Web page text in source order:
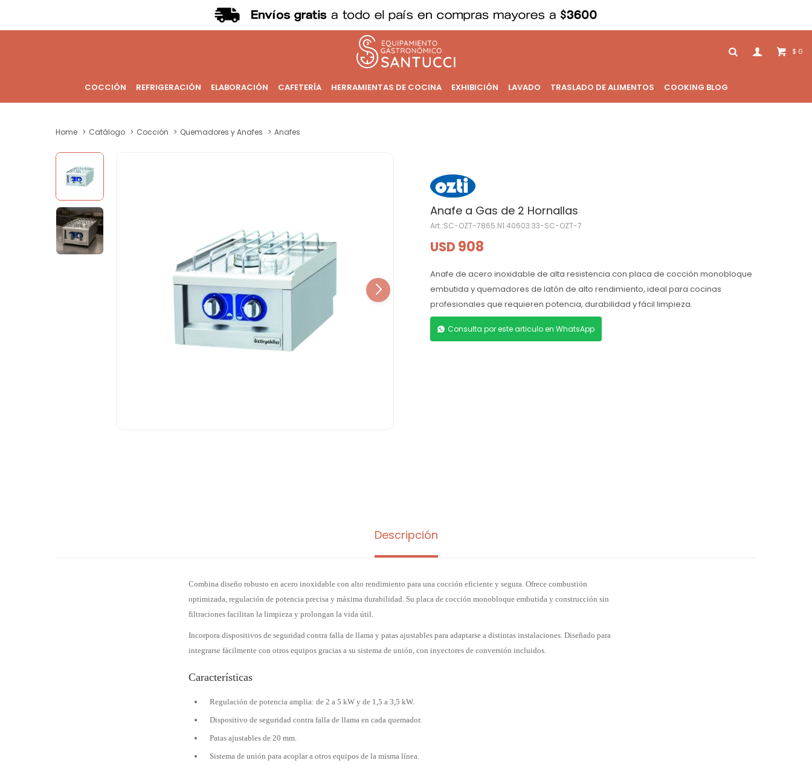
COCCIÓN REFRIGERACIÓN ELABORACIÓN CAFETERÍA HERRAMIENTAS DE COCINA EXHIBICIÓN LAVADO TRASLADO DE ALIMENTOS COOKING BLOG
$ 0
Home Catálogo Cocción Quemadores y Anafes Anafes
Anafe a Gas de 2 Hornallas
SC-OZT-7865.N1.40603.33-SC-OZT-7
USD 908
Anafe de acero inoxidable de alta resistencia con placa de cocción monobloque
embutida y quemadores de latón de alto rendimiento, ideal para cocinas
profesionales que requieren potencia, durabilidad y fácil limpieza.
Consulta por este articulo en WhatsApp
Descripción
Combina diseño robusto en acero inoxidable con alto rendimiento para una cocción eficiente y segura. Ofrece combustión
optimizada, regulación de potencia precisa y máxima durabilidad. Su placa de cocción monobloque embutida y construcción sin
filtraciones facilitan la limpieza y prolongan la vida útil.
Incorpora dispositivos de seguridad contra falla de llama y patas ajustables para adaptarse a distintas instalaciones. Diseñado para
integrarse fácilmente con otros equipos gracias a su sistema de unión, con inyectores de conversión incluidos.
Características
Regulación de potencia amplia: de 2 a 5 kW y de 1,5 a 3,5 kW.
Dispositivo de seguridad contra falla de llama en cada quemador.
Patas ajustables de 20 mm.
Sistema de unión para acoplar a otros equipos de la misma línea.